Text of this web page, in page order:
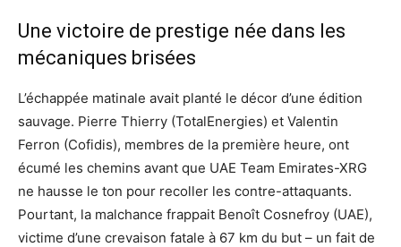
Une victoire de prestige née dans les
mécaniques brisées
L’échappée matinale avait planté le décor d’une édition
sauvage. Pierre Thierry (TotalEnergies) et Valentin
Ferron (Cofidis), membres de la première heure, ont
écumé les chemins avant que UAE Team Emirates-XRG
ne hausse le ton pour recoller les contre-attaquants.
Pourtant, la malchance frappait Benoît Cosnefroy (UAE),
victime d’une crevaison fatale à 67 km du but – un fait de